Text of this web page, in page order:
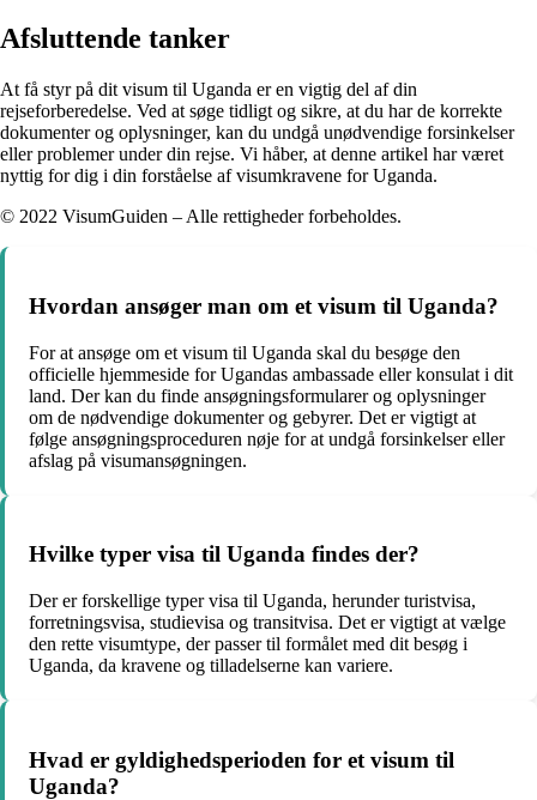
Afsluttende tanker
At få styr på dit visum til Uganda er en vigtig del af din
rejseforberedelse. Ved at søge tidligt og sikre, at du har de korrekte
dokumenter og oplysninger, kan du undgå unødvendige forsinkelser
eller problemer under din rejse. Vi håber, at denne artikel har været
nyttig for dig i din forståelse af visumkravene for Uganda.
© 2022 VisumGuiden – Alle rettigheder forbeholdes.
Hvordan ansøger man om et visum til Uganda?
For at ansøge om et visum til Uganda skal du besøge den
officielle hjemmeside for Ugandas ambassade eller konsulat i dit
land. Der kan du finde ansøgningsformularer og oplysninger
om de nødvendige dokumenter og gebyrer. Det er vigtigt at
følge ansøgningsproceduren nøje for at undgå forsinkelser eller
afslag på visumansøgningen.
Hvilke typer visa til Uganda findes der?
Der er forskellige typer visa til Uganda, herunder turistvisa,
forretningsvisa, studievisa og transitvisa. Det er vigtigt at vælge
den rette visumtype, der passer til formålet med dit besøg i
Uganda, da kravene og tilladelserne kan variere.
Hvad er gyldighedsperioden for et visum til
Uganda?